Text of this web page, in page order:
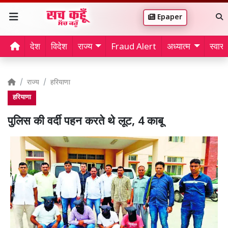
Epaper
देश विदेश राज्य Fraud Alert अध्यात्म
राज्य हरियाणा
हरियाणा
पुलिस की वर्दी पहन करते थे लूट, 4 काबू